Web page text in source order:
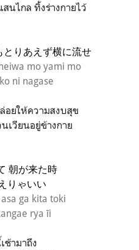
นไกล ทิ้งร่างกายไว้
とりあえず横に流せ
mo yami mo
ni nagase
ยให้ความสงบสุข
เวียนอยู่ข้างกาย
朝が来た時
りゃいい
ga kita toki
rya īi
ช้ามาถึง